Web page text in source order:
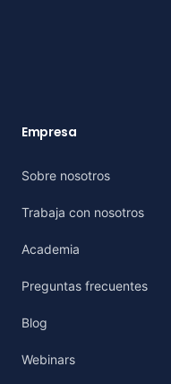
Empresa
Sobre nosotros
Trabaja con nosotros
Academia
Preguntas frecuentes
Blog
Webinars